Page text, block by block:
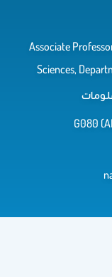
Associate
Sciences,
G080